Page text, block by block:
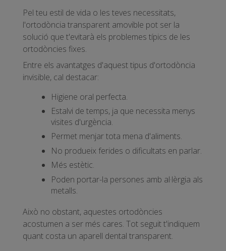
Pel teu estil de vida o les teves necessitats,
l'ortodòncia transparent amovible pot ser la
solució que t'evitarà els problemes típics de les
ortodòncies fixes.
Entre els avantatges d'aquest tipus d'ortodòncia
invisible, cal destacar:
Higiene oral perfecta.
Estalvi de temps, ja que necessita menys
visites d'urgència.
Permet menjar tota mena d'aliments.
No produeix ferides o dificultats en parlar.
Més estètic.
Poden portar-la persones amb al·lèrgia als
metalls.
Això no obstant, aquestes ortodòncies
acostumen a ser més cares. Tot seguit t'indiquem
quant costa un aparell dental transparent.